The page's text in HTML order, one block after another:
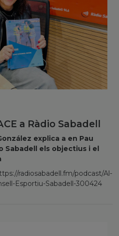
a Ràdio Sabadell
explica a en Pau
Sabadell els objectius i el
radiosabadell.fm/podcast/Al-
Esportiu-Sabadell-300424